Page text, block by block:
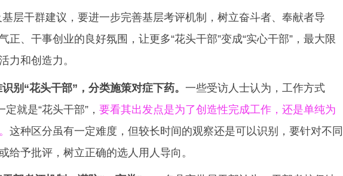
层干群建议，要进一步完善基层考评机制，树立奋斗者、奉献者导
正、干事创业的良好氛围，让更多“花头干部”变成“实心干部”，最大限
力和创造力。
别“花头干部”，分类施策对症下药。 一些受访人士认为，工作方式
定就是“花头干部”， 要看其出发点是为了创造性完成工作，还是单纯为
这种区分虽有一定难度，但较长时间的观察还是可以识别，要针对不同
给予批评，树立正确的选人用人导向。